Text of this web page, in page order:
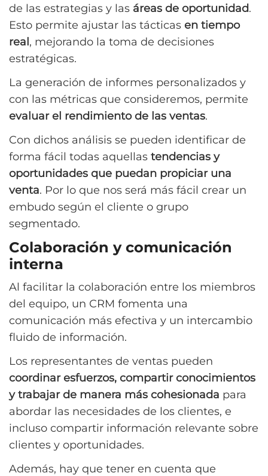
de las estrategias y las áreas de oportunidad.
Esto permite ajustar las tácticas en tiempo
real, mejorando la toma de decisiones
estratégicas.
La generación de informes personalizados y
con las métricas que consideremos, permite
evaluar el rendimiento de las ventas.
Con dichos análisis se pueden identificar de
forma fácil todas aquellas tendencias y
oportunidades que puedan propiciar una
venta. Por lo que nos será más fácil crear un
embudo según el cliente o grupo
segmentado.
Colaboración y comunicación
interna
Al facilitar la colaboración entre los miembros
del equipo, un CRM fomenta una
comunicación más efectiva y un intercambio
fluido de información.
Los representantes de ventas pueden
coordinar esfuerzos, compartir conocimientos
y trabajar de manera más cohesionada para
abordar las necesidades de los clientes, e
incluso compartir información relevante sobre
clientes y oportunidades.
Además, hay que tener en cuenta que